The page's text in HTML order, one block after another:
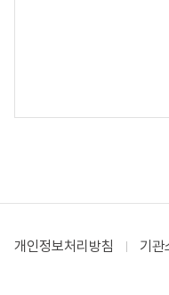
개인정보처리방침 기관